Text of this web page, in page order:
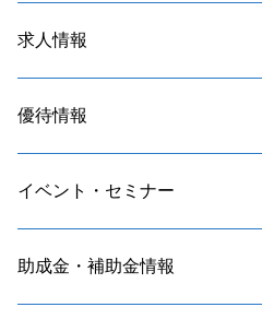
求人情報
優待情報
イベント・セミナー
助成金・補助金情報